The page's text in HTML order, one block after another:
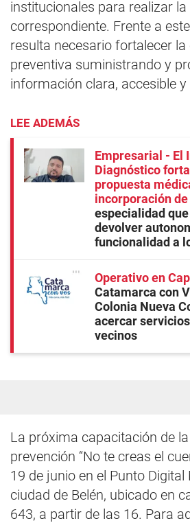
institucionales para realizar la
correspondiente. Frente a
resulta necesario fortalecer la
preventiva suministrando y
información clara, accesible y
LEE ADEMÁS
Empresarial - El
Diagnóstico
propuesta
incorporación
especialidad
devolver
funcionalidad a
Operativo en
Catamarca con
Colonia Nueva
acercar
vecinos
La próxima capacitación de
prevención “No te creas el
19 de junio en el Punto Digital
ciudad de Belén, ubicado en
643, a partir de las 16. Para